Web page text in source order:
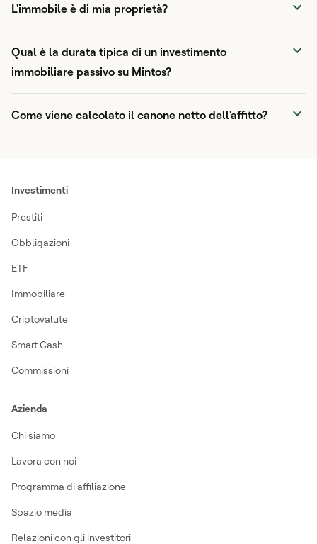
L'immobile è di mia proprietà?
Qual è la durata tipica di un investimento
immobiliare passivo su Mintos?
Come viene calcolato il canone netto dell'affitto?
Investimenti
Prestiti
Obbligazioni
ETF
Immobiliare
Criptovalute
Smart Cash
Commissioni
Azienda
Chi siamo
Lavora con noi
Programma di affiliazione
Spazio media
Relazioni con gli investitori